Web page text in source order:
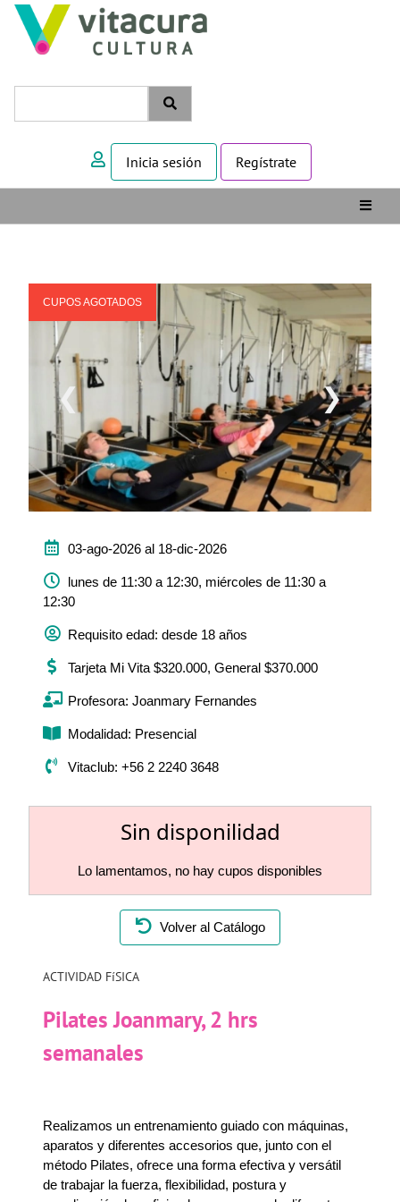
Inicia sesión Regístrate
CUPOS AGOTADOS
❮ ❯
03-ago-2026 al 18-dic-2026
lunes de 11:30 a 12:30, miércoles de 11:30 a
12:30
Requisito edad: desde 18 años
Tarjeta Mi Vita $320.000, General $370.000
Profesora: Joanmary Fernandes
Modalidad: Presencial
Vitaclub: +56 2 2240 3648
Sin disponilidad
Lo lamentamos, no hay cupos disponibles
Volver al Catálogo
ACTIVIDAD FíSICA
Pilates Joanmary, 2 hrs
semanales
Realizamos un entrenamiento guiado con máquinas,
aparatos y diferentes accesorios que, junto con el
método Pilates, ofrece una forma efectiva y versátil
de trabajar la fuerza, flexibilidad, postura y